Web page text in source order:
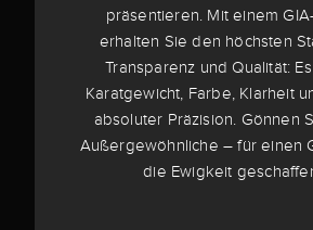
präsentieren. Mit einem
erhalten Sie den höchsten
Transparenz und Qualität:
Karatgewicht, Farbe, Klarheit
absoluter Präzision. Gönnen
Außergewöhnliche – für einen
die Ewigkeit